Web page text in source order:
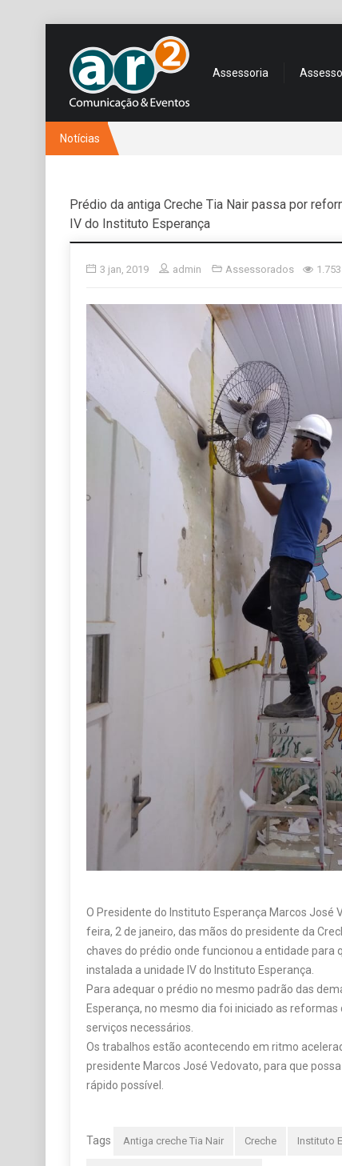
Assessoria
Notícias
Prédio da antiga Creche Tia Nair passa por
IV do Instituto Esperança
3 jan, 2019 admin Assessorados
O Presidente do Instituto Esperança Marcos José
feira, 2 de janeiro, das mãos do presidente da
chaves do prédio onde funcionou a entidade para
instalada a unidade IV do Instituto Esperança.
Para adequar o prédio no mesmo padrão das
Esperança, no mesmo dia foi iniciado as
serviços necessários.
Os trabalhos estão acontecendo em ritmo
presidente Marcos José Vedovato, para que
rápido possível.
Tags Antiga creche Tia Nair Creche Instituto